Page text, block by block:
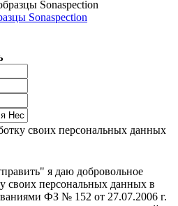
Sonaspection
своих персональных данных
я даю добровольное
своих персональных данных в
ФЗ № 152 от 27.07.2006 г.